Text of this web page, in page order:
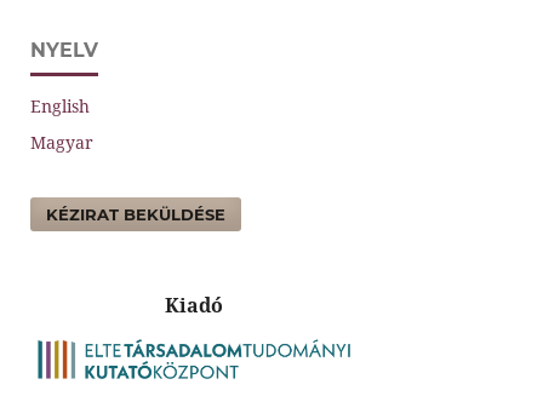
NYELV
English
Magyar
KÉZIRAT BEKÜLDÉSE
Kiadó